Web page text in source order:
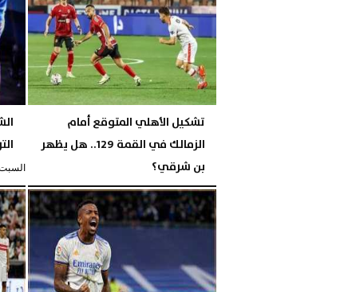
السبت، 22 فبراير 2025 05:21 مـ
تشكيل الأهلي المتوقع أمام
الزمالك في القمة 129.. هل يظهر
بن شرقي؟
السبت، 22 فبراير 2025 05:15 مـ
السبت، 16